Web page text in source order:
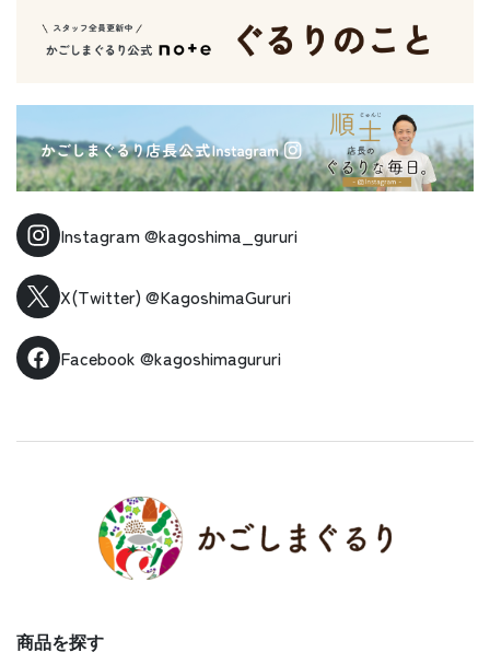
Instagram@kagoshima_gururi
X(Twitter) @KagoshimaGururi
Facebook @kagoshimagururi
商品を探す